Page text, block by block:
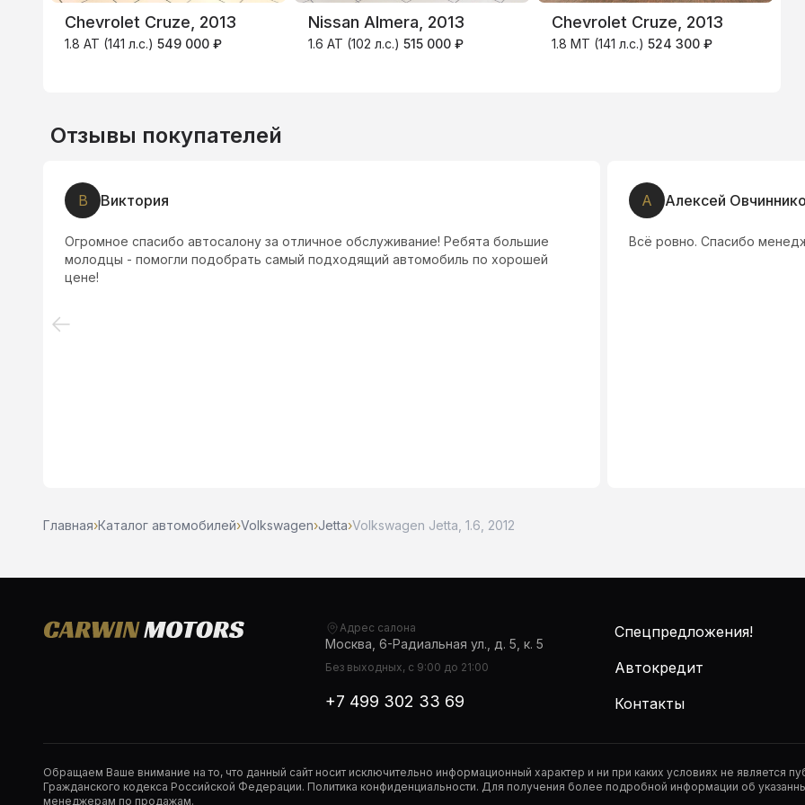
Chevrolet Cruze, 2013
1.8 AT (141 л.с.) 549 000 ₽
Nissan Almera, 2013
1.6 AT (102 л.с.) 515 000 ₽
Chevrolet Cruze, 2013
1.8 MT (141 л.с.) 524 300 ₽
Отзывы покупателей
В Виктория
Огромное спасибо автосалону за отличное обслуживание! Ребята большие
молодцы - помогли подобрать самый подходящий автомобиль по хорошей
цене!
А Алексей
Всё ровно. Спасибо
Главная›Каталог автомобилей›Volkswagen›Jetta›Volkswagen Jetta, 1.6, 2012
Адрес салона
Москва, 6-Радиальная ул., д. 5, к. 5
Без выходных, с 9:00 до 21:00
+7 499 302 33 69
Спецпредложения!
Автокредит
Контакты
Обращаем Ваше внимание на то, что данный сайт носит исключительно информационный характер и ни при каких условиях не является
Гражданского кодекса Российской Федерации. Политика конфиденциальности. Для получения более подробной информации об
менеджерам по продажам.